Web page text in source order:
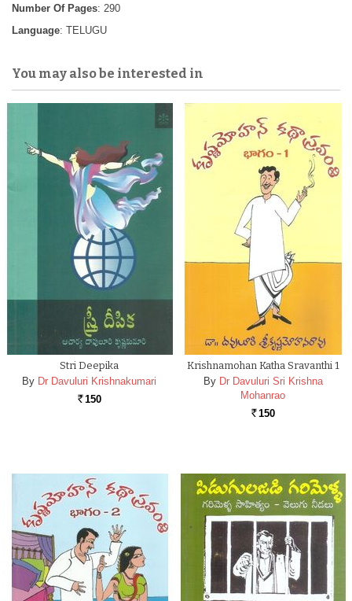
Number Of Pages: 290
Language: TELUGU
You may also be interested in
Stri Deepika
By Dr Davuluri Krishnakumari
Rs. 150
Krishnamohan Katha Sravanthi 1
By Dr Davuluri Sri Krishna
Mohanrao
Rs. 150